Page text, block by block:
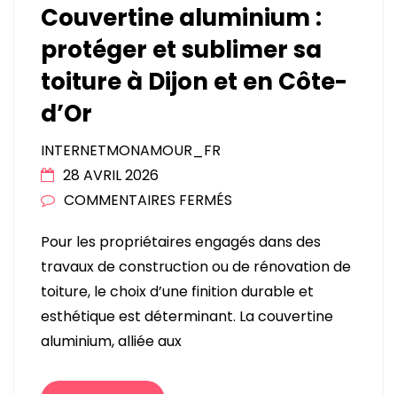
Couvertine aluminium :
protéger et sublimer sa
toiture à Dijon et en Côte-
d’Or
INTERNETMONAMOUR_FR
28 AVRIL 2026
COMMENTAIRES FERMÉS
ALUMINIUM
:
PROTÉGER
ET
Pour les propriétaires engagés dans des
travaux de construction ou de rénovation de
toiture, le choix d’une finition durable et
esthétique est déterminant. La couvertine
aluminium, alliée aux